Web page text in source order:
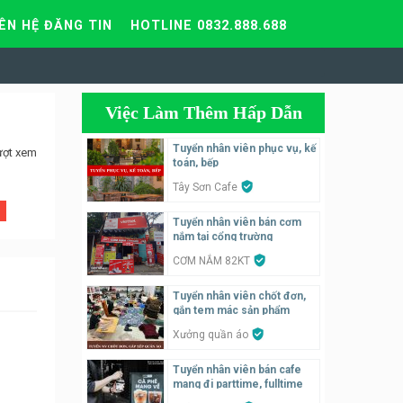
HỆ ĐĂNG TIN HOTLINE 0832.888.688
xem
Việc Làm Thêm Hấp Dẫn
Tuyển nhân viên phục vụ, kế
toán, bếp
Tây Sơn Cafe
Tuyển nhân viên bán cơm
nắm tại cổng trường
CƠM NẮM 82KT
Tuyển nhân viên chốt đơn,
gắn tem mác sản phẩm
Xưởng quần áo
Tuyển nhân viên bán cafe
mang đi parttime, fulltime